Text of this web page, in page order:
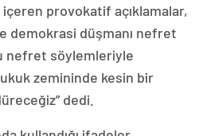
provokatif açıklamalar,
demokrasi düşmanı nefret
nefret söylemleriyle
zemininde kesin bir
dedi.